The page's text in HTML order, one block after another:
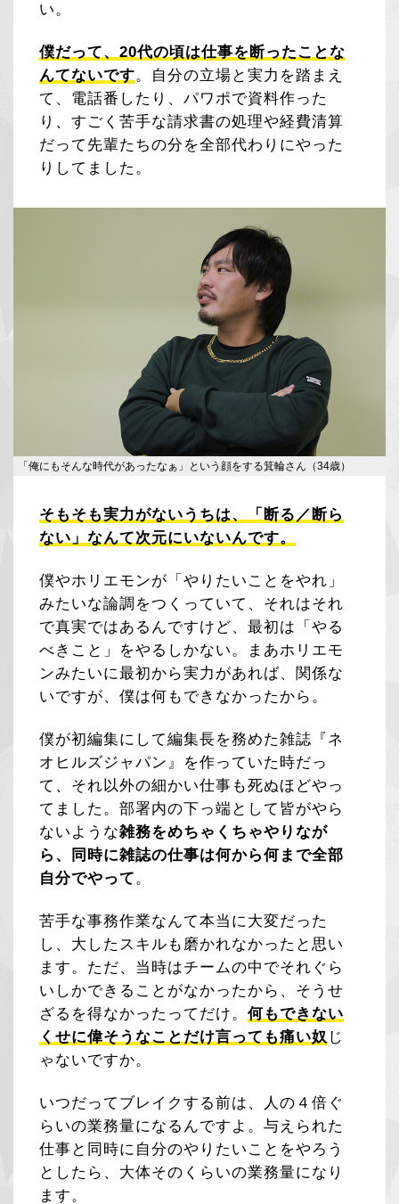
い。
僕だって、20代の頃は仕事を断ったことな
んてないです。自分の立場と実力を踏まえ
て、電話番したり、パワポで資料作った
り、すごく苦手な請求書の処理や経費清算
だって先輩たちの分を全部代わりにやった
りしてました。
「俺にもそんな時代があったなぁ」という顔をする箕輪さん（34歳）
そもそも実力がないうちは、「断る／断ら
ない」なんて次元にいないんです。
僕やホリエモンが「やりたいことをやれ」
みたいな論調をつくっていて、それはそれ
で真実ではあるんですけど、最初は「やる
べきこと」をやるしかない。まあホリエモ
ンみたいに最初から実力があれば、関係な
いですが、僕は何もできなかったから。
僕が初編集にして編集長を務めた雑誌『ネ
オヒルズジャパン』を作っていた時だっ
て、それ以外の細かい仕事も死ぬほどやっ
てました。部署内の下っ端として皆がやら
ないような雑務をめちゃくちゃやりなが
ら、同時に雑誌の仕事は何から何まで全部
自分でやって。
苦手な事務作業なんて本当に大変だった
し、大したスキルも磨かれなかったと思い
ます。ただ、当時はチームの中でそれぐら
いしかできることがなかったから、そうせ
ざるを得なかったってだけ。何もできない
くせに偉そうなことだけ言っても痛い奴 じ
ゃないですか。
いつだってブレイクする前は、人の４倍ぐ
らいの業務量になるんですよ。与えられた
仕事と同時に自分のやりたいことをやろう
としたら、大体そのくらいの業務量になり
ます。